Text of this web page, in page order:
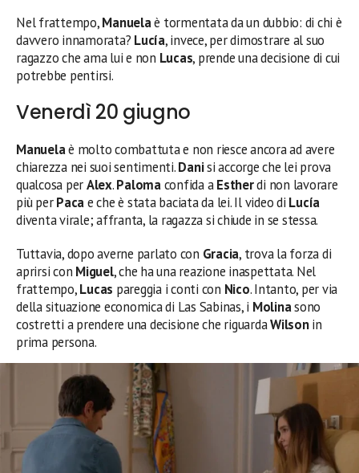
Nel frattempo,Manuelaè tormentata da un dubbio: di chi è
davvero innamorata? Lucía, invece, per dimostrare al suo
ragazzo che ama lui e non Lucas, prende una decisione di cui
potrebbe pentirsi.
Venerdì 20 giugno
Manuelaè molto combattuta e non riesce ancora ad avere
chiarezza nei suoi sentimenti.Danisi accorge che lei prova
qualcosa perAlex.Palomaconfida aEstherdi non lavorare
più perPacae che è stata baciata da lei. Il video di Lucía
diventa virale; affranta, la ragazza si chiude in se stessa.
Tuttavia, dopo averne parlato con Gracia, trova la forza di
aprirsi con Miguel, che ha una reazione inaspettata. Nel
frattempo,Lucas pareggia i conti con Nico. Intanto, per via
della situazione economica di Las Sabinas, i Molinasono
costretti a prendere una decisione che riguardaWilsonin
prima persona.